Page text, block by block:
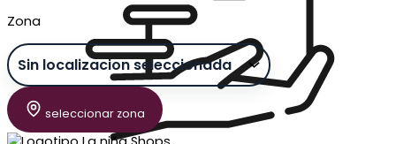
Zona
seleccionar zona